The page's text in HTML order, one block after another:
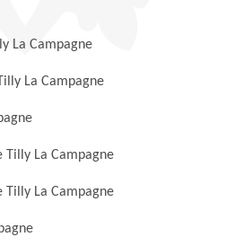
La Campagne
La Campagne
Tilly La Campagne
Tilly La Campagne